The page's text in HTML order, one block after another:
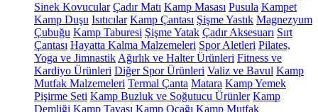
Sinek Kovucular Çadır Matı Kamp Masası Pusula Kampet
Kamp Duşu Isıtıcılar Kamp Çantası Şişme Yastık Magnezyum
Çubuğu Kamp Taburesi Şişme Yatak Çadır Aksesuarı Sırt
Çantası Hayatta Kalma Malzemeleri Spor Aletleri Pilates,
Yoga ve Jimnastik Ağırlık ve Halter Ürünleri Fitness ve
Kardiyo Ürünleri Diğer Spor Ürünleri Valiz ve Bavul Kamp
Mutfak Malzemeleri Termal Çanta Matara Kamp Yemek
Pişirme Seti Kamp Buzluk ve Soğutucu Ürünler Kamp
Demliği Kamp Tavası Kamp Ocağı Kamp Mutfak